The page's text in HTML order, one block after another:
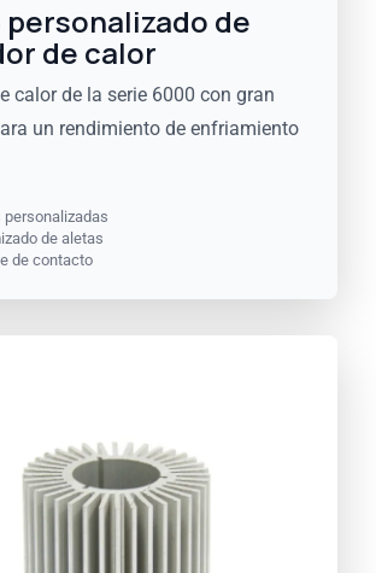
personalizado de
de calor
calor de la serie 6000 con gran
un rendimiento de enfriamiento
personalizadas
de aletas
de contacto